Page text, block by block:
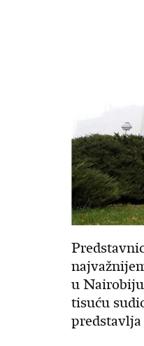
u
tisuću
predstavlja